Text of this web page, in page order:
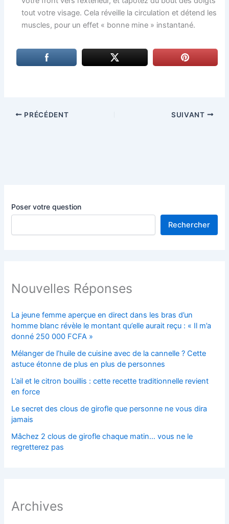
Poser votre question
Rechercher
Nouvelles Réponses
La jeune femme aperçue en direct dans les bras d’un
homme blanc révèle le montant qu’elle aurait reçu : « Il m’a
donné 250 000 FCFA »
Mélanger de l’huile de cuisine avec de la cannelle ? Cette
astuce étonne de plus en plus de personnes
L’ail et le citron bouillis : cette recette traditionnelle revient
en force
Le secret des clous de girofle que personne ne vous dira
jamais
Mâchez 2 clous de girofle chaque matin… vous ne le
regretterez pas
Archives
tout votre visage. Cela réveille la circulation et détend les
muscles, pour un effet « bonne mine » instantané.
PRÉCÉDENT SUIVANT